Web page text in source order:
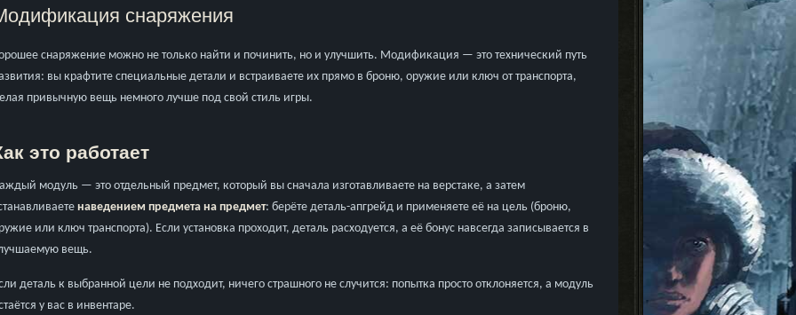
снаряжения
снаряжение можно не только найти и починить, но и улучшить. Модификация — это технический путь
вы крафтите специальные детали и встраиваете их прямо в броню, оружие или ключ от транспорта,
привычную вещь немного лучше под свой стиль игры.
это работает
модуль — это отдельный предмет, который вы сначала изготавливаете на верстаке, а затем
наведением предмета на предмет: берёте деталь-апгрейд и применяете её на цель (броню,
или ключ транспорта). Если установка проходит, деталь расходуется, а её бонус навсегда записывается в
вещь.
деталь к выбранной цели не подходит, ничего страшного не случится: попытка просто отклоняется, а модуль
у вас в инвентаре.